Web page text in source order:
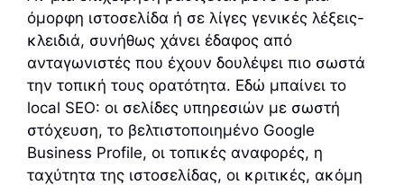
όμορφη ιστοσελίδα ή σε λίγες γενικές λέξεις-
κλειδιά, συνήθως χάνει έδαφος από
ανταγωνιστές που έχουν δουλέψει πιο σωστά
την τοπική τους ορατότητα. Εδώ μπαίνει το
local SEO: οι σελίδες υπηρεσιών με σωστή
στόχευση, το βελτιστοποιημένο Google
Business Profile, οι τοπικές αναφορές, η
ταχύτητα της ιστοσελίδας, οι κριτικές, ακόμη